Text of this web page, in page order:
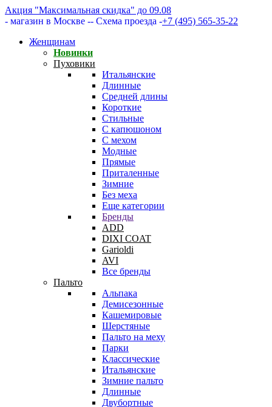
Акция "Максимальная скидка" до 09.08
- магазин в Москве -- Схема проезда -+7 (495) 565-35-22
Женщинам
Новинки
Пуховики
Итальянские
Длинные
Средней длины
Короткие
Стильные
С капюшоном
С мехом
Модные
Прямые
Приталенные
Зимние
Без меха
Еще категории
Бренды
ADD
DIXI COAT
Garioldi
AVI
Все бренды
Пальто
Альпака
Демисезонные
Кашемировые
Шерстяные
Пальто на меху
Парки
Классические
Итальянские
Зимние пальто
Длинные
Двубортные